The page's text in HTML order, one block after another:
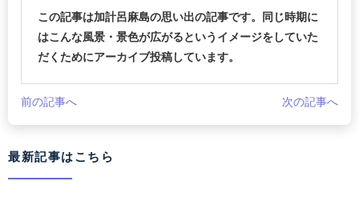
この記事は加計呂麻島の思い出の記事です。同じ時期に
はこんな風景・景色が広がるというイメージをしていた
だくためにアーカイブ投稿しています。
前の記事へ 次の記事へ
最新記事はこちら